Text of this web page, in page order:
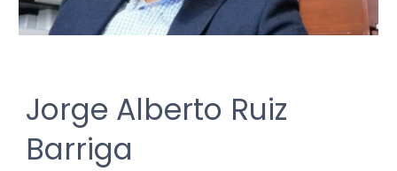
Jorge Alberto Ruiz
Barriga